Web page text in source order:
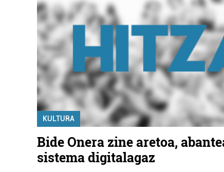
KULTURA
Bide Onera zine aretoa,
sistema digitalagaz